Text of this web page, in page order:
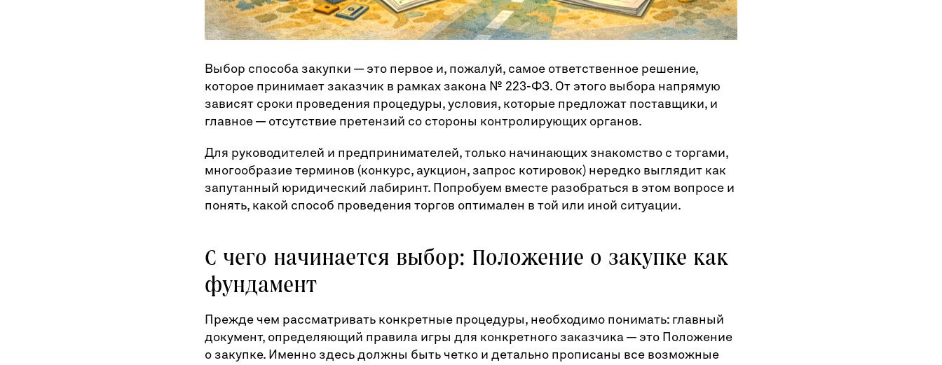
Выбор способа закупки — это первое и, пожалуй, самое ответственное решение,
которое принимает заказчик в рамках закона № 223-ФЗ. От этого выбора напрямую
зависят сроки проведения процедуры, условия, которые предложат поставщики, и
главное — отсутствие претензий со стороны контролирующих органов.
Для руководителей и предпринимателей, только начинающих знакомство с торгами,
многообразие терминов (конкурс, аукцион, запрос котировок) нередко выглядит как
запутанный юридический лабиринт. Попробуем вместе разобраться в этом вопросе и
понять, какой способ проведения торгов оптимален в той или иной ситуации.
С чего начинается выбор: Положение о закупке как
фундамент
Прежде чем рассматривать конкретные процедуры, необходимо понимать: главный
документ, определяющий правила игры для конкретного заказчика — это Положение
о закупке. Именно здесь должны быть четко и детально прописаны все возможные